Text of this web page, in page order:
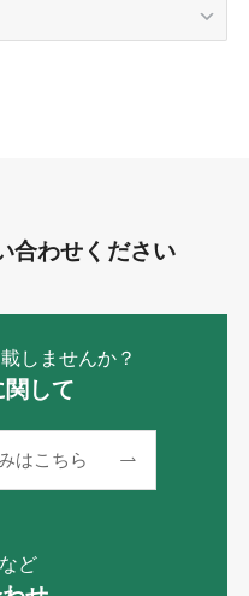
合わせください
しませんか？
して
はこちら
ど